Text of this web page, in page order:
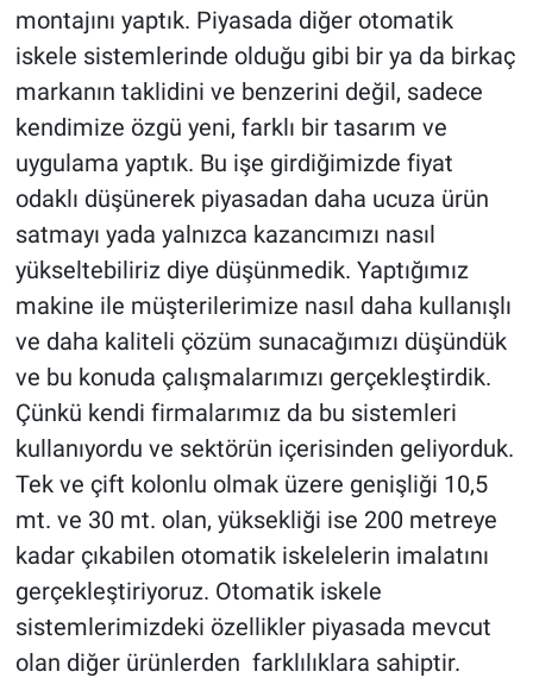
montajını yaptık. Piyasada diğer otomatik
iskele sistemlerinde olduğu gibi bir ya da birkaç
markanın taklidini ve benzerini değil, sadece
kendimize özgü yeni, farklı bir tasarım ve
uygulama yaptık. Bu işe girdiğimizde fiyat
odaklı düşünerek piyasadan daha ucuza ürün
satmayı yada yalnızca kazancımızı nasıl
yükseltebiliriz diye düşünmedik. Yaptığımız
makine ile müşterilerimize nasıl daha kullanışlı
ve daha kaliteli çözüm sunacağımızı düşündük
ve bu konuda çalışmalarımızı gerçekleştirdik.
Çünkü kendi firmalarımız da bu sistemleri
kullanıyordu ve sektörün içerisinden geliyorduk.
Tek ve çift kolonlu olmak üzere genişliği 10,5
mt. ve 30 mt. olan, yüksekliği ise 200 metreye
kadar çıkabilen otomatik iskelelerin imalatını
gerçekleştiriyoruz. Otomatik iskele
sistemlerimizdeki özellikler piyasada mevcut
olan diğer ürünlerden farklılıklara sahiptir.